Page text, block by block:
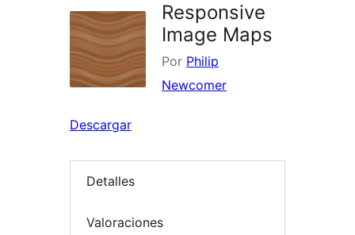
Responsive
Image Maps
Por Philip
Newcomer
Descargar
Detalles
Valoraciones